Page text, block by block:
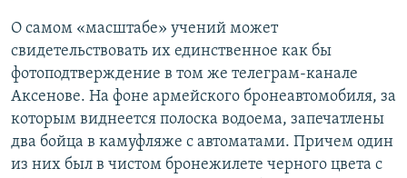
О самом «масштабе» учений может
свидетельствовать их единственное как бы
фотоподтверждение в том же телеграм-канале
Аксенове. На фоне армейского бронеавтомобиля, за
которым виднеется полоска водоема, запечатлены
два бойца в камуфляже с автоматами. Причем один
из них был в чистом бронежилете черного цвета с